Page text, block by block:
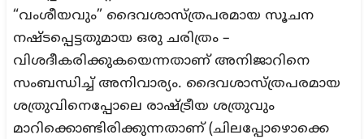
“വംശീയവും” ദൈവശാസ്ത്രപരമായ സൂചന
നഷ്ടപ്പെട്ടതുമായ ഒരു ചരിത്രം –
വിശദീകരിക്കുകയെന്നതാണ് അനിജാറിനെ
സംബന്ധിച്ച് അനിവാര്യം. ദൈവശാസ്ത്രപരമായ
ശത്രുവിനെപ്പോലെ രാഷ്ട്രീയ ശത്രുവും
മാറിക്കൊണ്ടിരിക്കുന്നതാണ് (ചിലപ്പോഴൊക്കെ